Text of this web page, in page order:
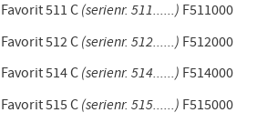
Favorit 511 C (serienr. 511......) F511000
Favorit 512 C (serienr. 512......) F512000
Favorit 514 C(serienr. 514......) F514000
Favorit 515 C (serienr. 515......) F515000